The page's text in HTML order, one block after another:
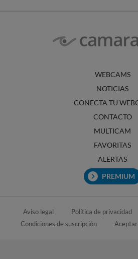
WEBCAMS
NOTICIAS
CONECTA TU
CONTACTO
MULTICAM
FAVORITAS
ALERTAS
PREMIUM
Aviso legal Política de privacidad
Condiciones de suscripción